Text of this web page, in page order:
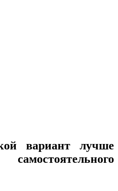
вариант лучше